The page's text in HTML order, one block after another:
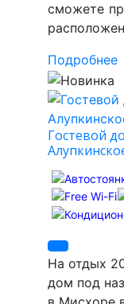
сможете
Подробнее
Гостевой
На отдых
дом под